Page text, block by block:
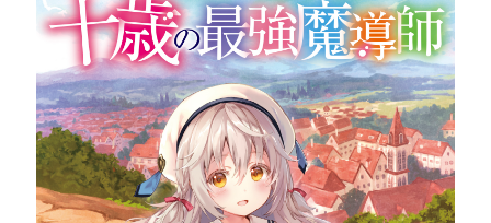
文庫新刊
コミックス配信
特設サイト